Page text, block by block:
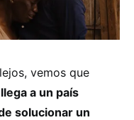
vemos que
a un país
solucionar un